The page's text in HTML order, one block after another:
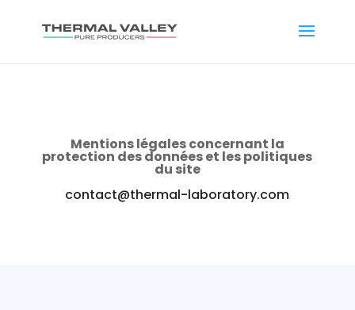
Mentions légales concernant la
protection des données et les politiques
du site
contact@thermal-laboratory.com